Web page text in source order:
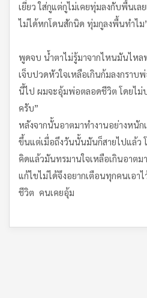
เยี่ยว ใส่กูแต่กูไม่เคยทุ่มลงกับพื้นเล
ไม่ได้หกโดนสักนิด
พูดจบ น้ำตาไม่รู้มาจากไหนมันไหล
เจ็บปวดหัวใจเหลือเกินก้มลงกรา
นี้ไป ผมจะอุ้มพ่อตลอดชีวิต โดยไ
ครับ”
หลังจากนั้นอาตมาทำงานอย่างหนั
ขึ้นแต่เมื่อถึงวันนั้นมันก็สายไปแล้ว
คิดแล้วมันทรมานใจเหลือเกินอาต
แก้ไขไม่ได้จึงอยากเตือนทุกคนเอา
ชีวิต คนเคยอุ้ม